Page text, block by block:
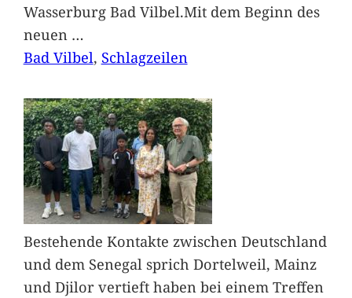
Wasserburg Bad Vilbel.Mit dem Beginn des
neuen …
Bad Vilbel, Schlagzeilen
Bestehende Kontakte zwischen Deutschland
und dem Senegal sprich Dortelweil, Mainz
und Djilor vertieft haben bei einem Treffen